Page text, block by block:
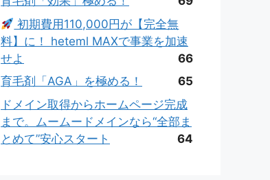
初期費用110,000円が【完全無
料】に！ heteml MAXで事業を加速
せよ
66
育毛剤「AGA」を極める！
65
ドメイン取得からホームページ完成
まで。ムームードメインなら“全部ま
とめて”安心スタート
64